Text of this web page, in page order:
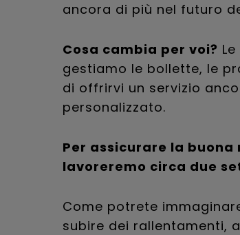
ancora di più nel futuro
Cosa cambia per voi?
gestiamo le bollette, le
di offrirvi un servizio
personalizzato.
Per assicurare la
lavoreremo circa due
Come potrete
subire dei rallentamenti,